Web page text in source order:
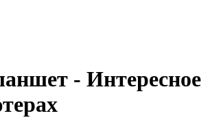
- Интересное